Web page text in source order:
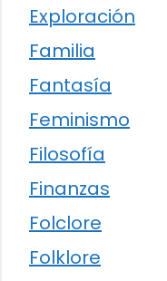
Exploración
Familia
Fantasía
Feminismo
Filosofía
Finanzas
Folclore
Folklore